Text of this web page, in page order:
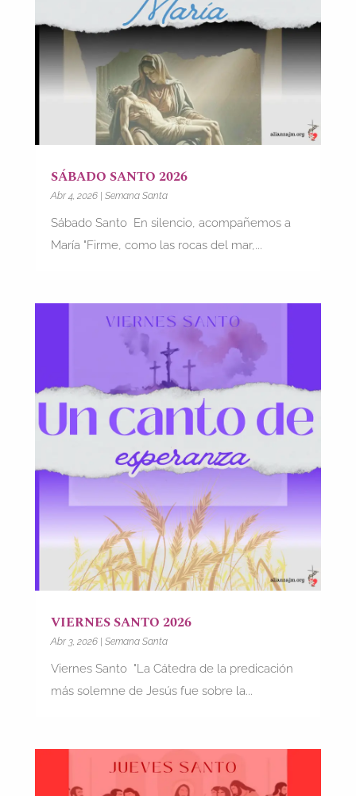
SÁBADO SANTO 2026
Abr 4, 2026| Semana Santa
Sábado Santo En silencio, acompañemos a
María "Firme, como las rocas del mar,...
VIERNES SANTO 2026
Abr 3, 2026| Semana Santa
Viernes Santo "La Cátedra de la predicación
más solemne de Jesús fue sobre la...